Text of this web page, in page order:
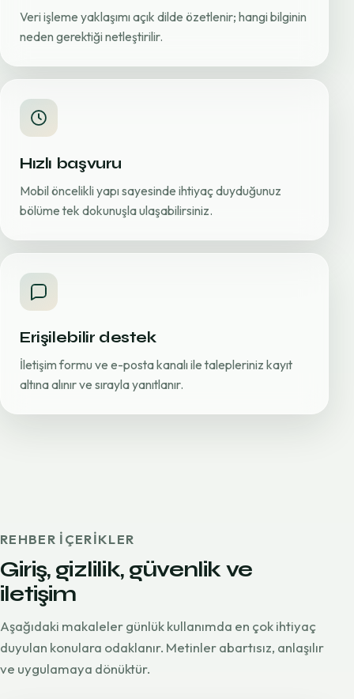
Veri işleme yaklaşımı açık dilde özetlenir; hangi bilginin
neden gerektiği netleştirilir.
Hızlı başvuru
Mobil öncelikli yapı sayesinde ihtiyaç duyduğunuz
bölüme tek dokunuşla ulaşabilirsiniz.
Erişilebilir destek
İletişim formu ve e-posta kanalı ile talepleriniz kayıt
altına alınır ve sırayla yanıtlanır.
REHBER IÇERIKLER
Giriş, gizlilik, güvenlik ve
iletişim
Aşağıdaki makaleler günlük kullanımda en çok ihtiyaç
duyulan konulara odaklanır. Metinler abartısız, anlaşılır
ve uygulamaya dönüktür.